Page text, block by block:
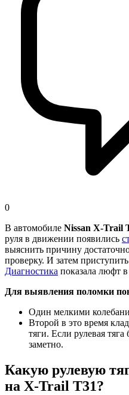
0
В автомобиле Nissan X-Trail
руля в движении появились
выяснить причину
проверку. И затем
Диагностика показала люфт
Для выявления поломки
Один мелкими
Второй в это время
тяги. Если рулевая тяга
заметно.
Какую рулевую
на X-Trail Т31?